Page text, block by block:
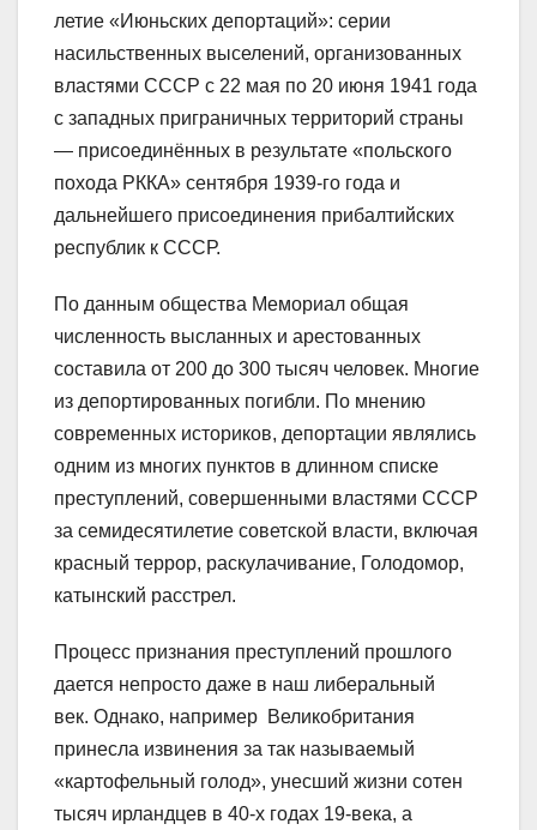
летие «Июньских депортаций»: серии
насильственных выселений, организованных
властями СССР с 22 мая по 20 июня 1941 года
с западных приграничных территорий страны
— присоединённых в результате «польского
похода РККА» сентября 1939-го года и
дальнейшего присоединения прибалтийских
республик к СССР.
По данным общества Мемориал общая
численность высланных и арестованных
составила от 200 до 300 тысяч человек. Многие
из депортированных погибли. По мнению
современных историков, депортации являлись
одним из многих пунктов в длинном списке
преступлений, совершенными властями СССР
за семидесятилетие советской власти, включая
красный террор, раскулачивание, Голодомор,
катынский расстрел.
Процесс признания преступлений прошлого
дается непросто даже в наш либеральный
век. Однако, например Великобритания
принесла извинения за так называемый
«картофельный голод», унесший жизни сотен
тысяч ирландцев в 40-х годах 19-века, а